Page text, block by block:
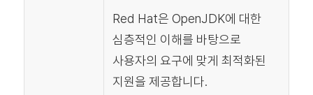
Red Hat은 OpenJDK에 대한
심층적인 이해를 바탕으로
사용자의 요구에 맞게 최적화된
지원을 제공합니다.